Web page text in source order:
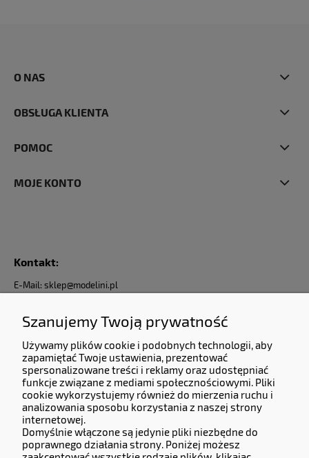
O NAS
OBSŁUGA KLIENTA
POMOC
MOJE KONTO
Kontakt:
E-Mail: sklep@modelini.pl
Dane Firmy:
KERMITCLOUDS LTD
13 High Birch Court 79 Park Road,
New Barnet, Barnet, England, EN4 9QG
Company number 14133071.
Adres do zwrotów i reklamacji:
Szanujemy Twoją prywatność
Używamy plików cookie i podobnych technologii, aby
zapamiętać Twoje ustawienia, prezentować
spersonalizowane treści i reklamy oraz udostępniać
funkcje związane z mediami społecznościowymi. Pliki
cookie wykorzystujemy również do mierzenia ruchu i
analizowania sposobu korzystania z naszej strony
internetowej.
Domyślnie włączone są jedynie pliki niezbędne do
poprawnego działania strony. Poniżej możesz